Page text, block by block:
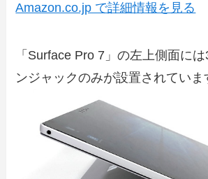
Amazon.co.jp で詳細情報を見る
「Surface Pro 7」の左上側面に
ンジャックのみが設置されていま